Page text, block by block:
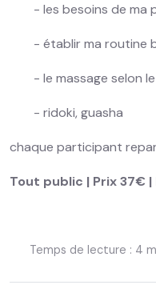
- les besoins de ma
- établir ma routine
- le massage selon
- ridoki, guasha
chaque participant
Tout public | Prix 37€ |
Temps de lecture : 4